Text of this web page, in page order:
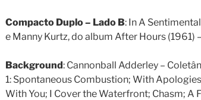
Compacto Duplo – Lado B: In A
e Manny Kurtz, do album After Hours (1961)
Background: Cannonball Adderley –
1: Spontaneous Combustion; With
With You; I Cover the Waterfront; Chasm; A